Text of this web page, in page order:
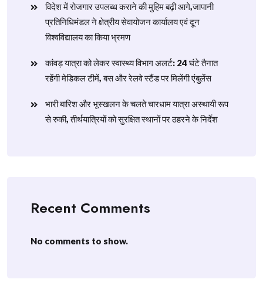
विदेश में रोजगार उपलब्ध कराने की मुहिम बढ़ी आगे,जापानी
प्रतिनिधिमंडल ने क्षेत्रीय सेवायोजन कार्यालय एवं दून
विश्वविद्यालय का किया भ्रमण
​कांवड़ यात्रा को लेकर स्वास्थ्य विभाग अलर्ट: 24 घंटे तैनात
रहेंगी मेडिकल टीमें, बस और रेलवे स्टैंड पर मिलेंगी एंबुलेंस
​भारी बारिश और भूस्खलन के चलते चारधाम यात्रा अस्थायी रूप
से रुकी, तीर्थयात्रियों को सुरक्षित स्थानों पर ठहरने के निर्देश
Recent Comments
No comments to show.